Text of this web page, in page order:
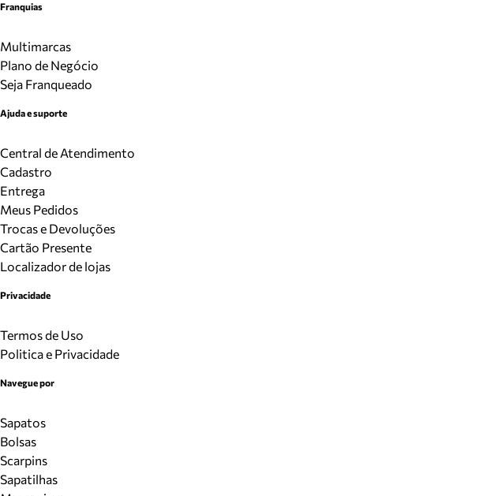
Franquias
Multimarcas
Plano de Negócio
Seja Franqueado
Ajuda e suporte
Central de Atendimento
Cadastro
Entrega
Meus Pedidos
Trocas e Devoluções
Cartão Presente
Localizador de lojas
Privacidade
Termos de Uso
Politica e Privacidade
Navegue por
Sapatos
Bolsas
Scarpins
Sapatilhas